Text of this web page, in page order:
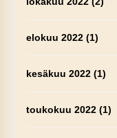
elokuu 2022(1)
kesäkuu 2022(1)
toukokuu 2022(1)